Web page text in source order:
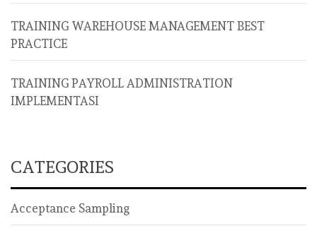
TRAINING WAREHOUSE MANAGEMENT BEST
PRACTICE
TRAINING PAYROLL ADMINISTRATION
IMPLEMENTASI
CATEGORIES
Acceptance Sampling